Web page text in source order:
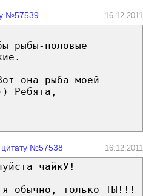
№57539 16.12.2011
рыбы-половые
она рыба моей
№57538 16.12.2011
чайкУ!
обычно, только ТЫ!!!